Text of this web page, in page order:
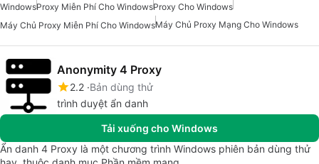
WindowsProxy Miễn Phí Cho WindowsProxy Cho Windows
Máy Chủ Proxy Miễn Phí Cho WindowsMáy Chủ Proxy Mạng Cho Windows
Anonymity 4 Proxy
2.2 Bản dùng thử
trình duyệt ẩn danh
Tải xuống cho Windows
Ẩn danh 4 Proxy là một chương trình Windows phiên bản dùng thử